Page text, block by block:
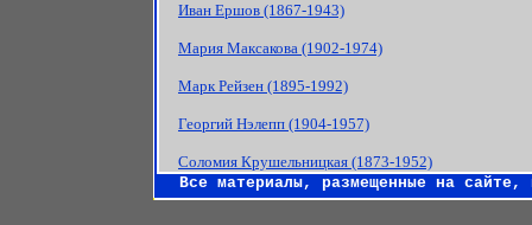
Иван Ершов (1867-1943)
Мария Максакова (1902-1974)
Марк Рейзен (1895-1992)
Георгий Нэлепп (1904-1957)
Соломия Крушельницкая (1873-1952)
Все материалы, размещенные на